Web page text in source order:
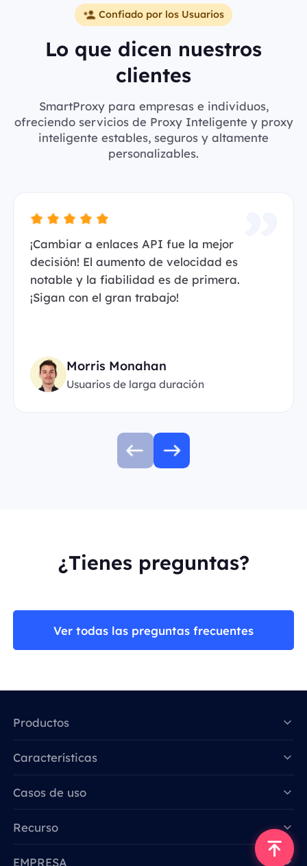
Confiado por los Usuarios
Lo que dicen nuestros
clientes
SmartProxy para empresas e individuos,
ofreciendo servicios de Proxy Inteligente y proxy
inteligente estables, seguros y altamente
personalizables.
¡Cambiar a enlaces API fue la mejor
decisión! El aumento de velocidad es
notable y la fiabilidad es de primera.
¡Sigan con el gran trabajo!
Morris Monahan
Usuarios de larga duración
¿Tienes preguntas?
Ver todas las preguntas frecuentes
Productos
Características
Casos de uso
Recurso
EMPRESA